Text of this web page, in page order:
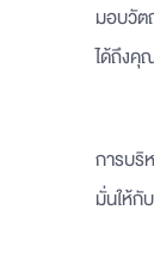
มอบวัต
ได้ถึง
การบริ
มั่นให้กั